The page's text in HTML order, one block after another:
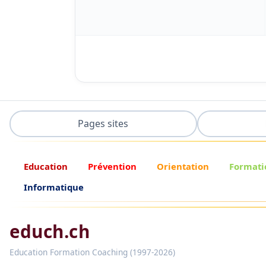
Pages sites
Education Prévention Orientation
Informatique
educh.ch
Education Formation Coaching (1997-2026)